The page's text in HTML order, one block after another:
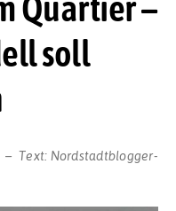
soll
Text: Nordstadtblogger-